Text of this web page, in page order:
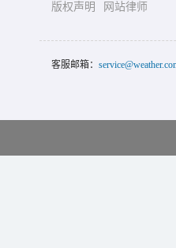
版权声明
网站律师
客服邮箱：